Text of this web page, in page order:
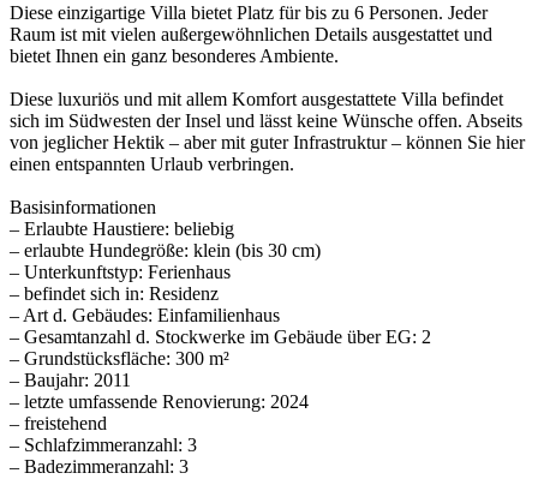
Diese einzigartige Villa bietet Platz für bis zu 6 Personen. Jeder
Raum ist mit vielen außergewöhnlichen Details ausgestattet und
bietet Ihnen ein ganz besonderes Ambiente.
Diese luxuriös und mit allem Komfort ausgestattete Villa befindet
sich im Südwesten der Insel und lässt keine Wünsche offen. Abseits
von jeglicher Hektik – aber mit guter Infrastruktur – können Sie hier
einen entspannten Urlaub verbringen.
Basisinformationen
– Erlaubte Haustiere: beliebig
– erlaubte Hundegröße: klein (bis 30 cm)
– Unterkunftstyp: Ferienhaus
– befindet sich in: Residenz
– Art d. Gebäudes: Einfamilienhaus
– Gesamtanzahl d. Stockwerke im Gebäude über EG: 2
– Grundstücksfläche: 300 m²
– Baujahr: 2011
– letzte umfassende Renovierung: 2024
– freistehend
– Schlafzimmeranzahl: 3
– Badezimmeranzahl: 3